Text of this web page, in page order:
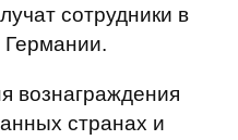
сотрудники в
вознаграждения
странах и